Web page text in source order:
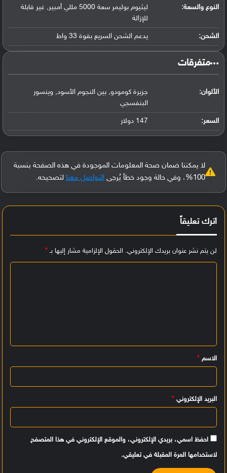
النوع والسعة:
ليثيوم بوليمر سعة 5000 مللي أمبير, غير قابلة
للإزالة
الشحن: يدعم الشحن السريع بقوة 33 واط
‏متفرقات‏
الألوان:
جزيرة كومودو, بين النجوم الأسود, وينسور
البنفسجي
السعر: 147 دولار
لا يمكننا ضمان صحة المعلومات الموجودة في هذه الصفحة بنسبة
100%، وفي حالة وجود خطأ يُرجى
التواصل معنا لتصحيحه.
اترك تعليقاً
لن يتم نشر عنوان بريدك الإلكتروني. الحقول الإلزامية مشار إليها بـ*
ي
ق
الاسم *
البريد الإلكتروني *
احفظ اسمي، بريدي الإلكتروني، والموقع الإلكتروني في هذا المتصفح
لاستخدامها المرة المقبلة في تعليقي.